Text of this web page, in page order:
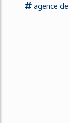
agencede